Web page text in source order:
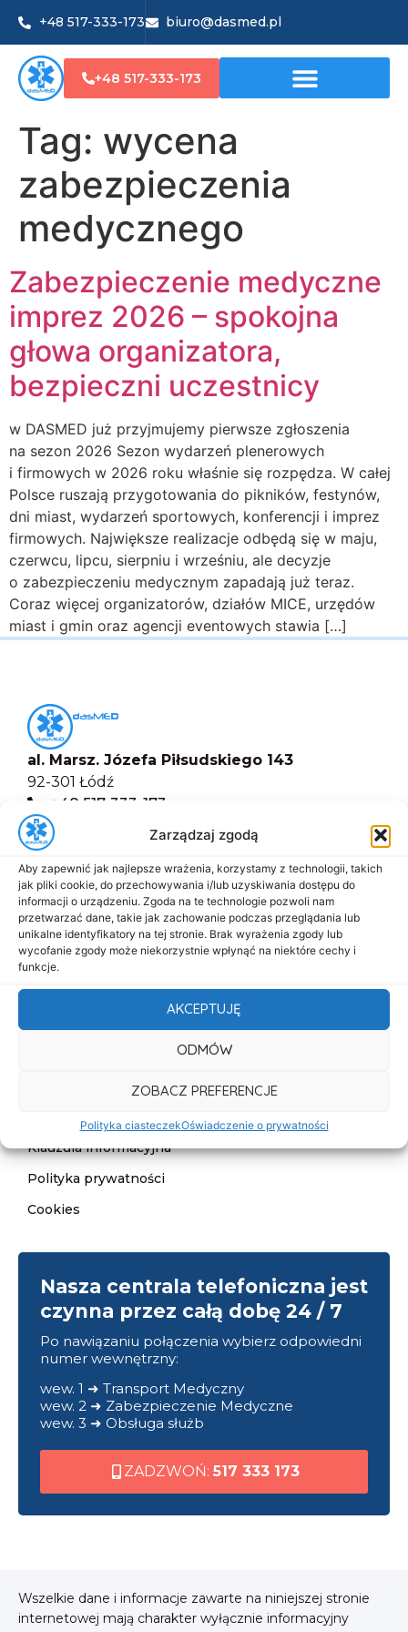
Zarządzaj zgodą
Aby zapewnić jak najlepsze wrażenia, korzystamy z technologii, takich
jak pliki cookie, do przechowywania i/lub uzyskiwania dostępu do
informacji o urządzeniu. Zgoda na te technologie pozwoli nam
przetwarzać dane, takie jak zachowanie podczas przeglądania lub
unikalne identyfikatory na tej stronie. Brak wyrażenia zgody lub
wycofanie zgody może niekorzystnie wpłynąć na niektóre cechy i
funkcje.
AKCEPTUJĘ
ODMÓW
ZOBACZ PREFERENCJE
Polityka ciasteczekOświadczenie o prywatności
+48 517-333-173 biuro@dasmed.pl
+48 517-333-173
Tag: wycena
zabezpieczenia
medycznego
Zabezpieczenie medyczne
imprez 2026 – spokojna
głowa organizatora,
bezpieczni uczestnicy
w DASMED już przyjmujemy pierwsze zgłoszenia
na sezon 2026 Sezon wydarzeń plenerowych
i firmowych w 2026 roku właśnie się rozpędza. W całej
Polsce ruszają przygotowania do pikników, festynów,
dni miast, wydarzeń sportowych, konferencji i imprez
firmowych. Największe realizacje odbędą się w maju,
czerwcu, lipcu, sierpniu i wrześniu, ale decyzje
o zabezpieczeniu medycznym zapadają już teraz.
Coraz więcej organizatorów, działów MICE, urzędów
miast i gmin oraz agencji eventowych stawia […]
al. Marsz. Józefa Piłsudskiego 143
92-301 Łódź
+48 517-333-173
biuro@dasmed.pl
Menu
Start
O nas
Oferta
Cennik
Klauzula informacyjna
Polityka prywatności
Cookies
Nasza centrala telefoniczna jest
czynna przez całą dobę 24 / 7
Po nawiązaniu połączenia wybierz odpowiedni
numer wewnętrzny:
wew. 1 ➜ Transport Medyczny
wew. 2 ➜ Zabezpieczenie Medyczne
wew. 3 ➜ Obsługa służb
ZADZWOŃ: 517 333 173
Wszelkie dane i informacje zawarte na niniejszej stronie
internetowej mają charakter wyłącznie informacyjny